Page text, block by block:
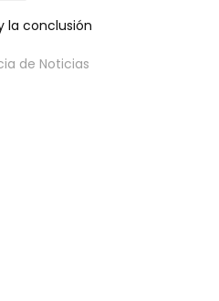
la conclusión
de Noticias